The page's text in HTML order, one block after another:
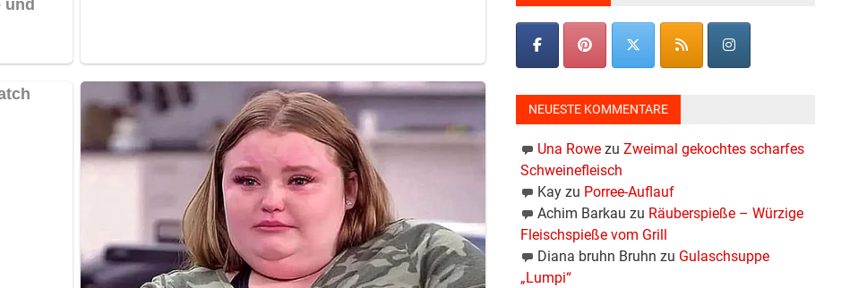
Reste können bis zu 1 Tag im Kühlschrank aufbewahrt und in einer
NEUESTE KOMMENTARE
Una Rowezu Zweimal gekochtes scharfes
Schweinefleisch
Kayzu Porree-Auflauf
Achim Barkau zu Räuberspieße – Würzige
Fleischspieße vom Grill
Diana bruhn Bruhn zu Gulaschsuppe
„Lumpi“